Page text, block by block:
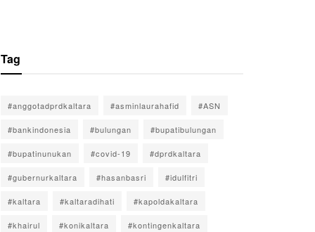
Tag
#anggotadprdkaltara #asminlaurahafid #ASN
#bankindonesia #bulungan #bupatibulungan
#bupatinunukan #covid-19 #dprdkaltara
#gubernurkaltara #hasanbasri #idulfitri
#kaltara #kaltaradihati #kapoldakaltara
#khairul #konikaltara #kontingenkaltara